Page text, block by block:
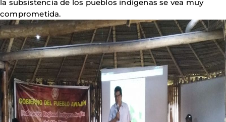
la subsistencia de los pueblos indígenas se vea muy
comprometida.